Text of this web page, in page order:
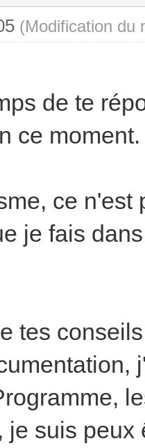
(Modification du
de te
ce moment.
ce n'est
je fais
tes
je suis